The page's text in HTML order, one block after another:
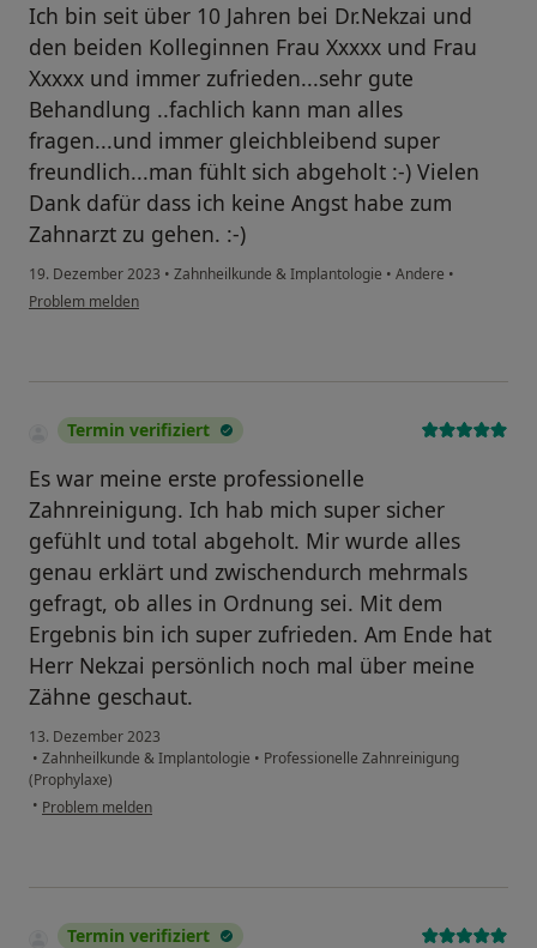
Ich bin seit über 10 Jahren bei Dr.Nekzai und
den beiden Kolleginnen Frau Xxxxx und Frau
Xxxxx und immer zufrieden...sehr gute
Behandlung ..fachlich kann man alles
fragen...und immer gleichbleibend super
freundlich...man fühlt sich abgeholt :-) Vielen
Dank dafür dass ich keine Angst habe zum
Zahnarzt zu gehen. :-)
19. Dezember 2023 • Zahnheilkunde & Implantologie • Andere •
Problem melden
Termin verifiziert
Es war meine erste professionelle
Zahnreinigung. Ich hab mich super sicher
gefühlt und total abgeholt. Mir wurde alles
genau erklärt und zwischendurch mehrmals
gefragt, ob alles in Ordnung sei. Mit dem
Ergebnis bin ich super zufrieden. Am Ende hat
Herr Nekzai persönlich noch mal über meine
Zähne geschaut.
13. Dezember 2023
• Zahnheilkunde & Implantologie • Professionelle Zahnreinigung
(Prophylaxe)
• Problem melden
Termin verifiziert